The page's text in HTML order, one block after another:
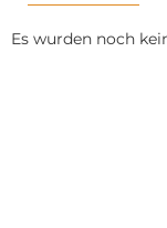
Es wurden noch